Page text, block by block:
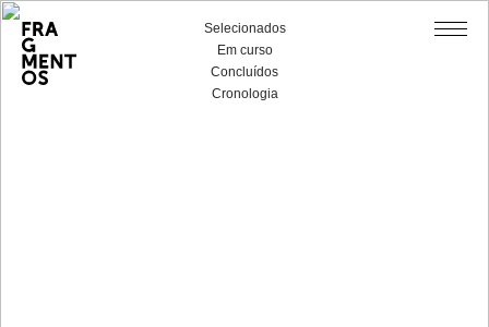
Selecionados
Em curso
Concluídos
Cronologia